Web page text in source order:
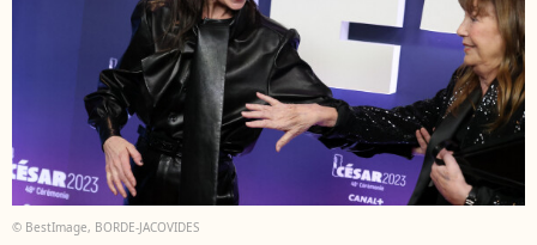
© BestImage, BORDE-JACOVIDES